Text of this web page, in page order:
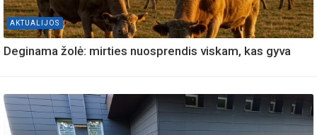
AKTUALIJOS
Deginama žolė: mirties nuosprendis viskam, kas gyva